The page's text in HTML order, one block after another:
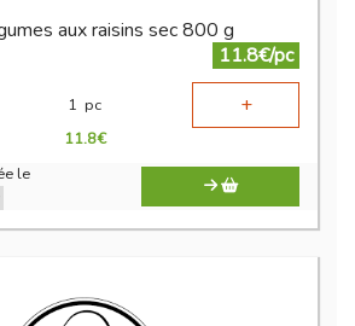
aux raisins sec 800 g
11.8€/pc
1 pc +
11.8€
le